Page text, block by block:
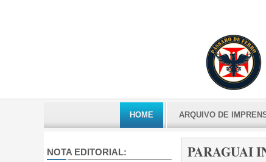
HOME ARQUIVO DE
NOTA EDITORIAL: PARAGUAI